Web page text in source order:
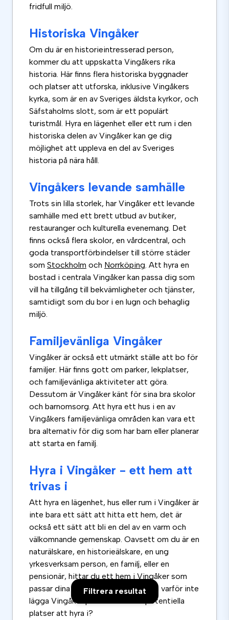
Filtrera resultat
fridfull miljö.
Historiska Vingåker
Om du är en historieintresserad person,
kommer du att uppskatta Vingåkers rika
historia. Här finns flera historiska byggnader
och platser att utforska, inklusive Vingåkers
kyrka, som är en av Sveriges äldsta kyrkor, och
Säfstaholms slott, som är ett populärt
turistmål. Hyra en lägenhet eller ett rum i den
historiska delen av Vingåker kan ge dig
möjlighet att uppleva en del av Sveriges
historia på nära håll.
Vingåkers levande samhälle
Trots sin lilla storlek, har Vingåker ett levande
samhälle med ett brett utbud av butiker,
restauranger och kulturella evenemang. Det
finns också flera skolor, en vårdcentral, och
goda transportförbindelser till större städer
som Stockholm och Norrköping. Att hyra en
bostad i centrala Vingåker kan passa dig som
vill ha tillgång till bekvämligheter och tjänster,
samtidigt som du bor i en lugn och behaglig
miljö.
Familjevänliga Vingåker
Vingåker är också ett utmärkt ställe att bo för
familjer. Här finns gott om parker, lekplatser,
och familjevänliga aktiviteter att göra.
Dessutom är Vingåker känt för sina bra skolor
och barnomsorg. Att hyra ett hus i en av
Vingåkers familjevänliga områden kan vara ett
bra alternativ för dig som har barn eller planerar
att starta en familj.
Hyra i Vingåker - ett hem att
trivas i
Att hyra en lägenhet, hus eller rum i Vingåker är
inte bara ett sätt att hitta ett hem, det är
också ett sätt att bli en del av en varm och
välkomnande gemenskap. Oavsett om du är en
naturälskare, en historieälskare, en ung
yrkesverksam person, en familj, eller en
pensionär, hittar du ett hem i Vingåker som
passar dina behov och önskemål. Så varför inte
lägga Vingåker på din lista över potentiella
platser att hyra i?